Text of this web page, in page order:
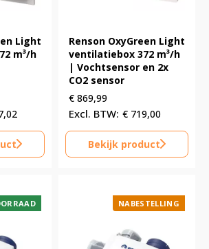
Light
m³/h
Renson OxyGreen Light
ventilatiebox 372 m³/h
| Vochtsensor en 2x
CO2 sensor
€ 869,99
€ 719,00
Bekijk product
NABESTELLING